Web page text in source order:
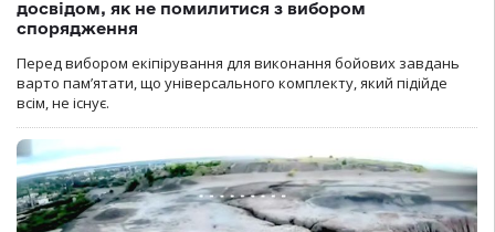
досвідом, як не помилитися з вибором
спорядження
Перед вибором екіпірування для виконання бойових завдань
варто пам’ятати, що універсального комплекту, який підійде
всім, не існує.